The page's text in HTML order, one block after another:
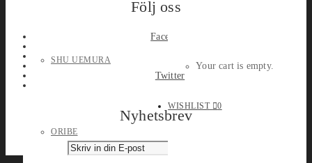
SHU UEMURA
ORIBE
Your cart is empty.
WISHLIST 0
Följ oss
Facebook
Twitter
Nyhetsbrev